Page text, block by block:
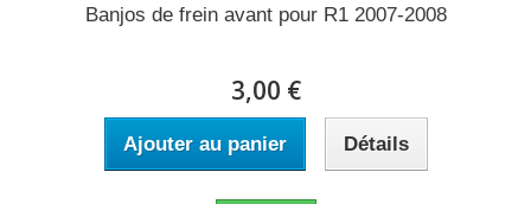
Banjos de frein avant pour R1 2007-2008
3,00 €
Ajouter au panier Détails